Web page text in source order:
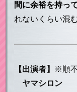
間に余裕を持っ
れないくらい混
【出演者】
※順
ヤマシロン